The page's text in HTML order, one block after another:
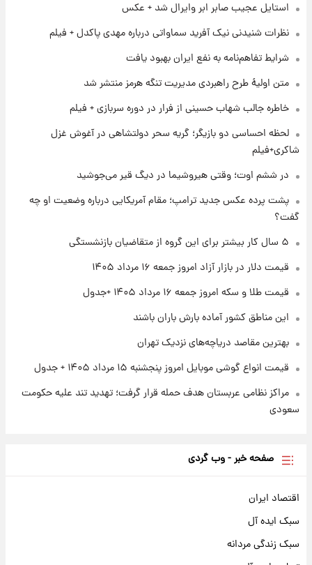
۱ روز پیش
شد؛ تیکدری، محبی و سرگیف با اعداد ویژه
جزئیات فعال‌سازی «کیف پول ایران» اعلام
شد+فیلم
۱ روز پیش
امروز پنجشنبه ۱۵ مرداد ۱۴۰۵ +جدول
۱ روز پیش
۱ روز پیش
شد
استایل عجیب صابر ابر وایرال شد + عکس
نظرات شنیدنی نیک آفرید سماواتی درباره مهدی پاکدل + فیلم
شرایط تفاهم‌نامه به نفع ایران بهبود یافت
متن اولیۀ طرح راهبردی مدیریت تنگه هرمز منتشر شد
خاطره جالب شهاب حسینی از فرار در دوره سربازی + فیلم
لحظه احساسی دو بازیگر؛ گریه سحر دولتشاهی در آغوش غزل
شاکری+فیلم
در ششم اوت؛ وقتی هیروشیما در دیگ قیر می‌جوشید
پشت پرده عکس جدید ترامپ؛ مقام آمریکایی درباره وضعیت او چه
گفت؟
۵ سال کار بیشتر برای این گروه از متقاضیان بازنشستگی
قیمت دلار در بازار آزاد امروز جمعه ۱۶ مرداد ۱۴۰۵
قیمت طلا و سکه امروز جمعه ۱۶ مرداد ۱۴۰۵ +جدول
این مناطق کشور آماده بارش باران باشند
بهترین مقاصد دریاچه‌های نزدیک تهران
قیمت انواع گوشی موبایل امروز پنجشنبه ۱۵ مرداد ۱۴۰۵ + جدول
مراکز نظامی عربستان هدف حمله قرار گرفت؛ تهدید تند علیه حکومت
سعودی
صفحه خبر - وب گردی
اقتصاد ایران
سبک ایده آل
سبک زندگی مردانه